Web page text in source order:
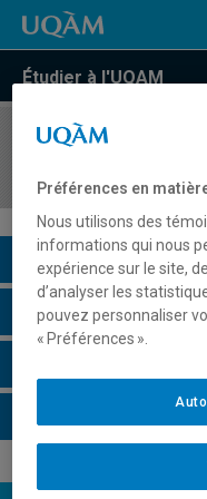
Étudier à l'UQAM
COURS//
Description du cours
Horaire - Été 2026
Préférences en
Nous utilisons des
informations qui nous
expérience sur le site,
d’analyser les
pouvez personnaliser
« Préférences ».